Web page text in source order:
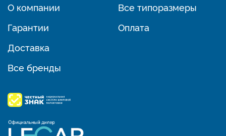
О компании
Гарантии
Доставка
Все бренды
Все типоразмеры
Оплата